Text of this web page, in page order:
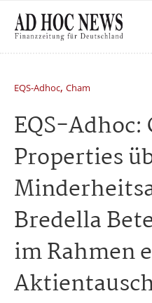
EQS-Adhoc, Cham
EQS-Adhoc:
Properties
Bredella
im Rahmen